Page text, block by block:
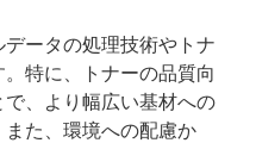
ータの処理技術やトナ
特に、トナーの品質向
、より幅広い基材への
た、環境への配慮か